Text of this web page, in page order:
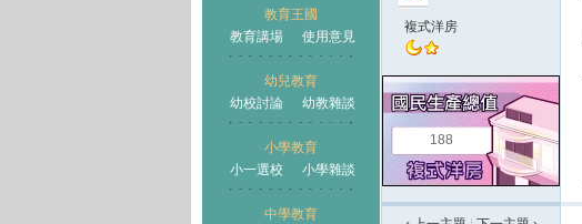
教育王國
教育講場
使用意見
幼兒教育
幼校討論
幼教雜談
小學教育
小一選校
小學雜談
中學教育
王國
複式洋房
188